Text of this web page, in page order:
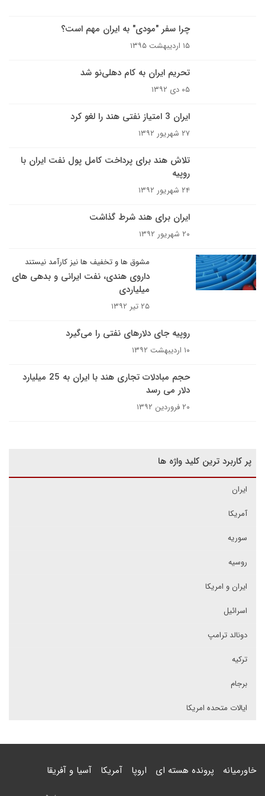
چرا سفر "مودی" به ایران مهم است؟
۱۵ اردیبهشت ۱۳۹۵
تحریم ایران به کام دهلی‌نو شد
۰۵ دی ۱۳۹۲
ایران 3 امتیاز نفتی هند را لغو کرد
۲۷ شهریور ۱۳۹۲
تلاش هند برای پرداخت کامل پول نفت ایران با
روپیه
۲۴ شهریور ۱۳۹۲
ایران برای هند شرط گذاشت
۲۰ شهریور ۱۳۹۲
مشوق ها و تخفیف ها نیز کارآمد نیستند
داروی هندی، نفت ایرانی و بدهی های
میلیاردی
۲۵ تیر ۱۳۹۲
روپیه جای دلارهای نفتی را می‌گیرد
۱۰ اردیبهشت ۱۳۹۲
حجم مبادلات تجاری هند با ایران به 25 میلیارد
دلار می رسد
۲۰ فروردین ۱۳۹۲
پر کاربرد ترین کلید واژه ها
ایران
آمریکا
سوریه
روسیه
ایران و امریکا
اسرائیل
دونالد ترامپ
ترکیه
برجام
ایالات متحده امریکا
خاورمیانه پرونده هسته ای اروپا آمریکا آسیا و آفریقا